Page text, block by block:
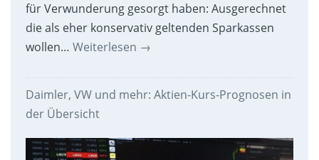
für Verwunderung gesorgt haben: Ausgerechnet
die als eher konservativ geltenden Sparkassen
wollen… Weiterlesen →
Daimler, VW und mehr: Aktien-Kurs-Prognosen in
der Übersicht